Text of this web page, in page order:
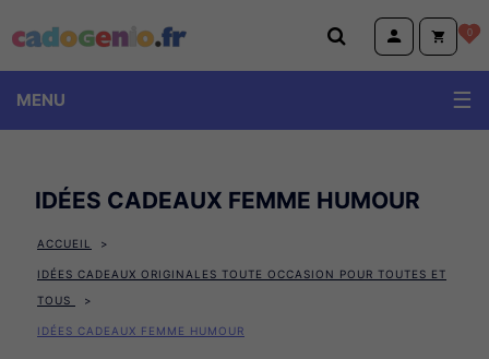
Cadogenio.fr 0
MENU
Idées cadeaux femme personnalisés
Idées cadeaux femme Amour, famille & amis
Idée cadeaux femme Déco, Maison & Bien-être
IDÉES CADEAUX FEMME HUMOUR
ACCUEIL
IDÉES CADEAUX ORIGINALES TOUTE OCCASION POUR TOUTES ET
TOUS
IDÉES CADEAUX FEMME HUMOUR